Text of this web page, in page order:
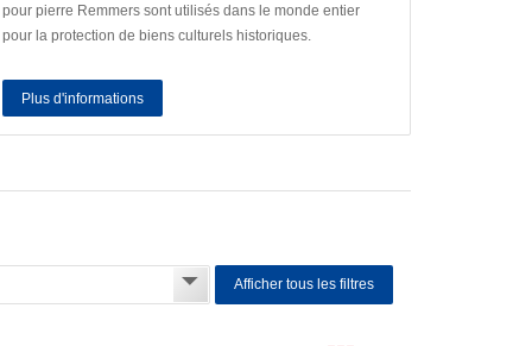
pour pierre Remmers sont utilisés dans le monde entier
pour la protection de biens culturels historiques.
Plus d'informations
Afficher tous les filtres